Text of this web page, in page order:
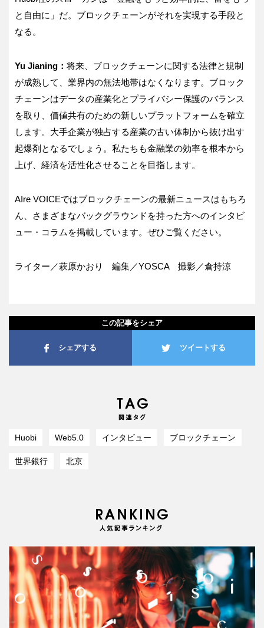
と自由に」だ。ブロックチェーンがそれを実現する手段と
なる。
Yu Jianing： 将来、ブロックチェーンに関する法律と規制
が成熟して、業界内の無法地帯はなくなります。ブロック
チェーンはデータの産業化とプライバシー保護のバランス
を取り、価値共有のための新しいプラットフォームを確立
します。大手企業が独占する産業の古い体制から抜け出す
起爆剤となるでしょう。私たちも金融業の効率を根本から
上げ、経済を活性化させることを目指します。
AIre VOICEではブロックチェーンの最新ニュースはもちろ
ん、さまざまなバックグラウンドを持った方へのインタビ
ュー・コラムを掲載しています。ぜひご覧ください。
ライター／萩原かおり 編集／YOSCA 撮影／倉持涼
この記事をシェア
シェアする ツイートする
Huobi Web5.0 インタビュー ブロックチェーン
世界銀行 北京